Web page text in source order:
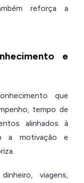
reforça a
e
que
tempo de
alinhados à
a motivação e
viagens,